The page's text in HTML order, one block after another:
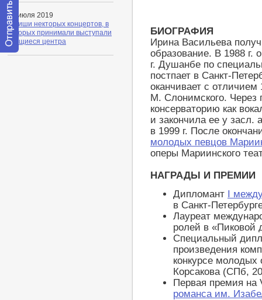
03 июля 2019
Афиши некторых концертов, в
которых принимали выступали
учащиеся центра
БИОГРАФИЯ
Ирина Васильева
образование. В 1988 г.
г. Душанбе по
постпает в Санкт-
оканчивает с
М. Слонимского. Через
консерваторию как
и закончила ее у засл.
в 1999 г. После
молодых певцов
оперы Мариинского
НАГРАДЫ И ПРЕМИИ
Дипломант I
в Санкт-
Лауреат
ролей в «Пиковой
Специальный
произведения
конкурсе
Корсакова (СПб,
Первая премия
романса им.
Отправить